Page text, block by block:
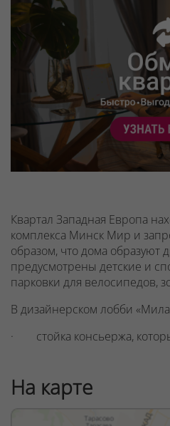
Квартал Западная Европа
комплекса Минск Мир и
образом, что дома образуют
предусмотрены детские и
парковки для велосипедов,
В дизайнерском лобби
· стойка консьержа,
· изображения
итальянских столиц —
Колизея — ровесника нашей
На карте